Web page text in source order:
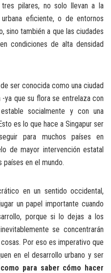
pilares, no solo llevan a la
eficiente, o de entornos
sino también a que las ciudades
condiciones de alta densidad
ser conocida como una ciudad
ya que su flora se entrelaza con
socialmente y con una
es lo que hace a Singapur ser
para muchos países en
de mayor intervención estatal
en el mundo.
en un sentido occidental,
un papel importante cuando
porque si lo dejas a los
se concentrarán
Por eso es imperativo que
en el desarrollo urbano y ser
para saber cómo hacer